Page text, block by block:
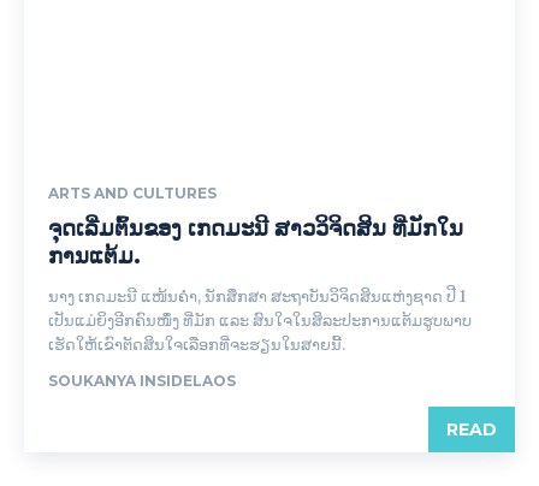
ARTS AND CULTURES
ຈຸດເລີ່ມຕົ້ນຂອງ ເກດມະນີ ສາວວິຈິດສິນ ທີ່ມັກໃນ
ການແຕ້ມ.
ນາງ ເກດມະນີ ແໜ້ນຄຳ, ນັກສຶກສາ ສະຖາບັນວິຈິດສິນແຫ່ງຊາດ ປີ 1
ເປັນແມ່ຍິງອີກຄົນໜຶ່ງ ທີ່ມັກ ແລະ ສົນໃຈໃນສິລະປະການແຕ້ມຮູບພາບ
ເຮັດໃຫ້ເຂົາຕັດສິນໃຈເລືອກທີ່ຈະຮຽນໃນສາຍນີ້.
SOUKANYA INSIDELAOS
READ